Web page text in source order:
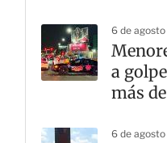
6 de
a
más
6 de